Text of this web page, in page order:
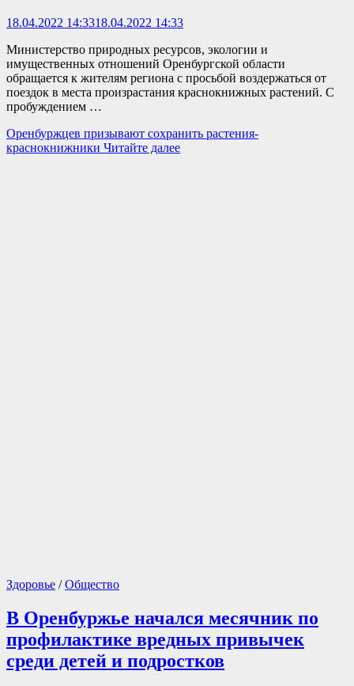
18.04.2022 14:3318.04.2022 14:33
Министерство природных ресурсов, экологии и
имущественных отношений Оренбургской области
обращается к жителям региона с просьбой воздержаться от
поездок в места произрастания краснокнижных растений. С
пробуждением …
Оренбуржцев призывают сохранить растения-
краснокнижники Читайте далее
Здоровье /Общество
В Оренбуржье начался месячник по
профилактике вредных привычек
среди детей и подростков